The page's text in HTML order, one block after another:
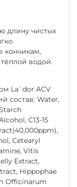
длину чистых
кончикам,
водой.
La`dor ACV
состав: Water,
C13-15
Cetearyl
Vitis
Extract,
Hippophae
Officinarum